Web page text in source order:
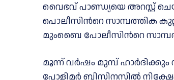
വൈഭവ് പാണ്ഡ്യയെ അറസ്റ്റ്
പൊലീസിന്‍റെ സാമ്പത്തിക
മുംബൈ പോലീസിന്‍റെ
മൂന്ന് വര്‍ഷം മുമ്പ്
പോളിമര്‍ ബിസിനസില്‍